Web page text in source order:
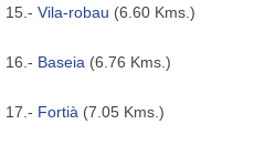
15.- Vila-robau (6.60 Kms.)
16.- Baseia (6.76 Kms.)
17.- Fortià (7.05 Kms.)